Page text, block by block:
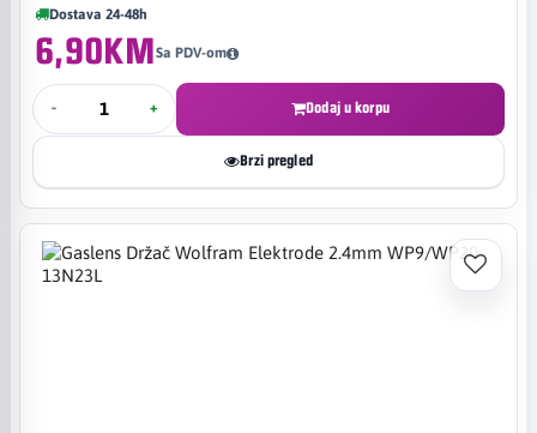
Dostava 24-48h
6,90KMSa PDV-om
- + Dodaj u korpu
Brzi pregled